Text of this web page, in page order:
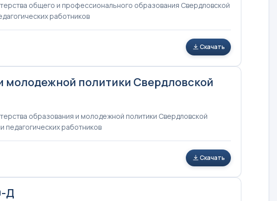
общего и профессионального образования Свердловской
работников
Скачать
молодежной политики Свердловской
образования и молодежной политики Свердловской
педагогических работников
Скачать
Д